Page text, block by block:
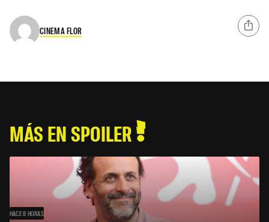
CINEMA FLOR
MÁS EN SPOILER
HACE 9 HORAS